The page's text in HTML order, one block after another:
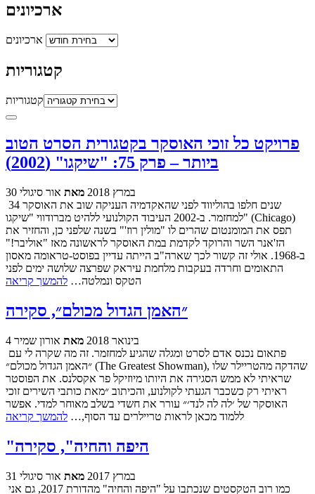
ארכיונים
ארכיונים
קטגוריות
קטגוריות
פרויקט כל זוכי האוסקר בקטגורית הסרט הטוב
ביותר – פרק 75: "שיקגו" (2002)
30 במרץ 2018 מאת אור סיגולי
34 שנים חלפו בהוליווד לפני שהאקדמיה העניקה שוב את האוסקר
למחזמר. ב-2002 העיבוד הקולנועי ללהיט מברודווי "שיקגו" (Chicago)
תפס את המומנטום שהרים לו "מולין רוז'" בשנה שלפני כן, והחזיר את
הז'אנר השר והרוקד לקדמת במת האוסקר לראשונה מאז "אוליבר!"
ב-1968. אולי זה קשור לכך שארה"ב הייתה עדיין בפוסט-טראומה מאסון
התאומים וחרדה בעקבות מלחמת עיראק שפרצה שלושה ימים לפני
הטקס ונמלטה… להמשך קריאה
״האמן הגדול מכולם״, סקירה
4 בינואר 2018 מאת אורון שמיר
״האמן הגדול מכולם״ (The Greatest Showman), שהדקה מהטריילר שלו
שראיתי לא ממש הסגירה את היותו מיוזיקל פר אקסלנס. את הפוסטר
ראיתי רק כשכבר הגעתי לקולנוע, והכיתוב ״מאת כותבי השירים זוכי
האוסקר של ׳לה לה לנד׳״ עורר את חשדי בשלב מאוחר למדי. אפשר
ללמוד מכאן לראות טריילרים עד הסוף,… להמשך קריאה
"היפה והחיה", סקירה
31 במרץ 2017 מאת אור סיגולי